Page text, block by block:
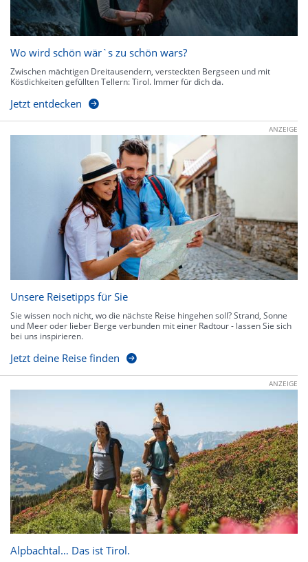
Wo wird schön wär`s zu schön wars?
Zwischen mächtigen Dreitausendern, versteckten Bergseen und mit
Köstlichkeiten gefüllten Tellern: Tirol. Immer für dich da.
Jetzt entdecken
ANZEIGE
Unsere Reisetipps für Sie
Sie wissen noch nicht, wo die nächste Reise hingehen soll? Strand, Sonne
und Meer oder lieber Berge verbunden mit einer Radtour - lassen Sie sich
bei uns inspirieren.
Jetzt deine Reise finden
ANZEIGE
Alpbachtal… Das ist Tirol.